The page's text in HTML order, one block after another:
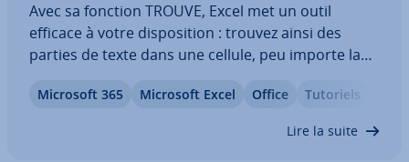
Avec sa fonction TROUVE, Excel met un outil
efficace à votre dis­po­si­tion : trouvez ainsi des
parties de texte dans une cellule, peu importe la
utile en com­bi­nai­son avec d’autres fonctions. En
Microsoft 365 Microsoft Excel Office Tutoriels
Lire la suite